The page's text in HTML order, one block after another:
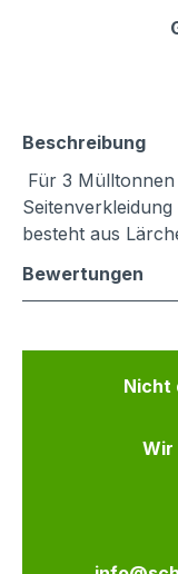
Beschreibung
Für 3 Mülltonnen
besteht aus
Bewertungen
Nicht
Wir